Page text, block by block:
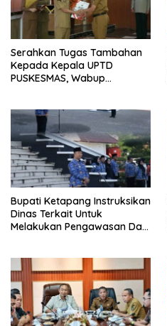
Serahkan Tugas Tambahan
Kepada Kepala UPTD
PUSKESMAS, Wabup
Baik
Bupati Ketapang Instruksikan
Dinas Terkait Untuk
Melakukan Pengawasan Dan